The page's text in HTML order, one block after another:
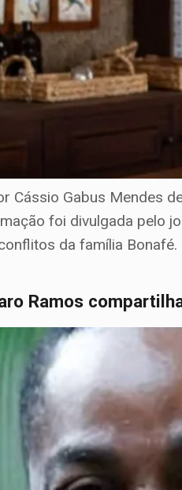
Cássio Gabus Mendes
foi divulgada pelo
da família
Ramos